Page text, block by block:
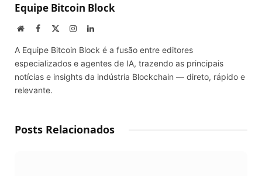
Equipe Bitcoin Block
WebsiteFacebook InstagramLinkedIn
A Equipe Bitcoin Block é a fusão entre editores
especializados e agentes de IA, trazendo as principais
notícias e insights da indústria Blockchain — direto, rápido e
relevante.
Posts Relacionados